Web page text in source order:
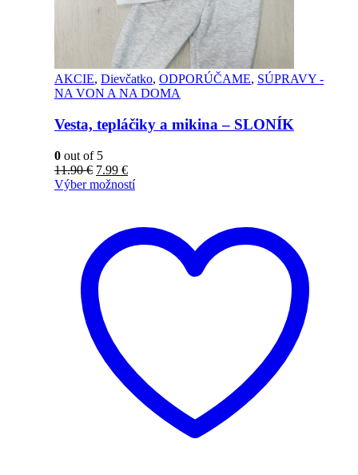
AKCIE, Dievčatko, ODPORÚČAME, SÚPRAVY -
NA VON A NA DOMA
Vesta, tepláčiky a mikina – SLONÍK
0 out of 5
11.90€ 7.99 €
Výber možností